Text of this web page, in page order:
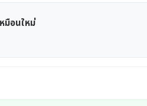
มือนใหม่